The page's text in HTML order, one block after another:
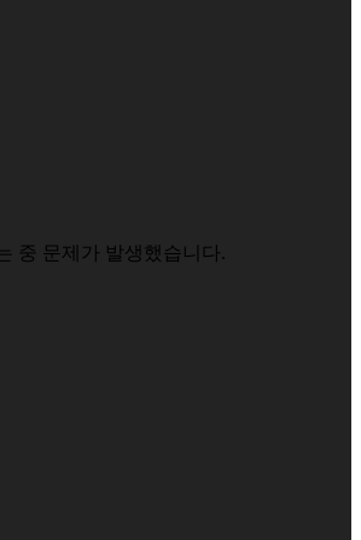
중 문제가 발생했습니다.